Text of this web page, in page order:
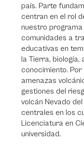
país. Parte
centran en el rol
nuestro
comunidades a
educativas en
la Tierra,
conocimiento.
amenazas
gestiones del
volcán Nevado
centrales en los
Licenciatura en
universidad.